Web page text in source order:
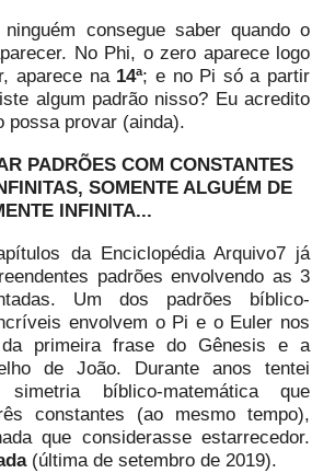
consegue saber quando o
No Phi, o zero aparece logo
aparece na 14ª; e no Pi só a partir
algum padrão nisso? Eu acredito
possa provar (ainda).
PADRÕES COM CONSTANTES
SOMENTE ALGUÉM DE
INFINITA...
da Enciclopédia Arquivo7 já
padrões envolvendo as 3
Um dos padrões bíblico-
envolvem o Pi e o Euler nos
primeira frase do Gênesis e a
de João. Durante anos tentei
bíblico-matemática que
constantes (ao mesmo tempo),
que considerasse estarrecedor.
(última de setembro de 2019).